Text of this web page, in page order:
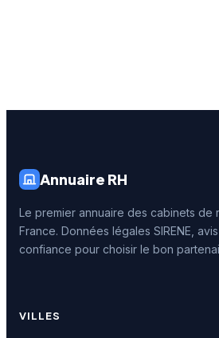
Annuaire RH
Le premier annuaire des cabinets de
France. Données légales SIRENE,
confiance pour choisir le bon
VILLES